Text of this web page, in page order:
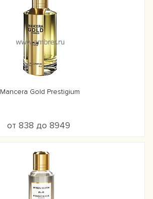
Mancera Gold Prestigium
от 838 до 8949